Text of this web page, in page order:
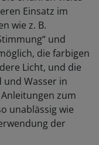
Einsatz im
wie z. B.
und
die farbigen
Licht, und die
Wasser in
zum
unablässig wie
der